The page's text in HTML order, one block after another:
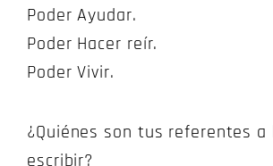
Poder Ayudar.
Poder Hacer reír.
Poder Vivir.
¿Quiénes son tus referentes a
escribir?